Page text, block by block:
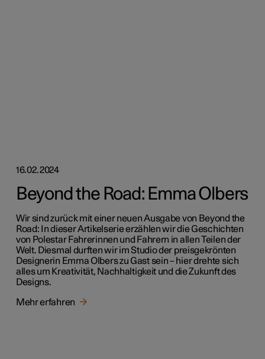
16.02.2024
Beyond the Road: Emma Olbers
Wir sind zurück mit einer neuen Ausgabe von Beyond the
Road: In dieser Artikelserie erzählen wir die Geschichten
von Polestar Fahrerinnen und Fahrern in allen Teilen der
Welt. Diesmal durften wir im Studio der preisgekrönten
Designerin Emma Olbers zu Gast sein – hier drehte sich
alles um Kreativität, Nachhaltigkeit und die Zukunft des
Designs.
Mehr erfahren